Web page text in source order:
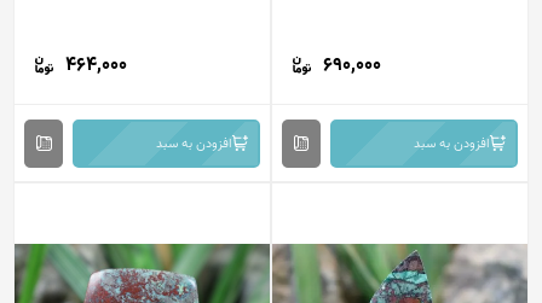
690,000
افزودن به سبد
464,000
افزودن به سبد